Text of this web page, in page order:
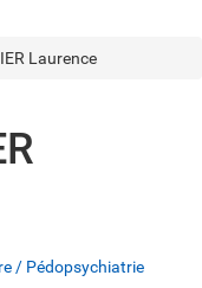
Laurence
/ Pédopsychiatrie